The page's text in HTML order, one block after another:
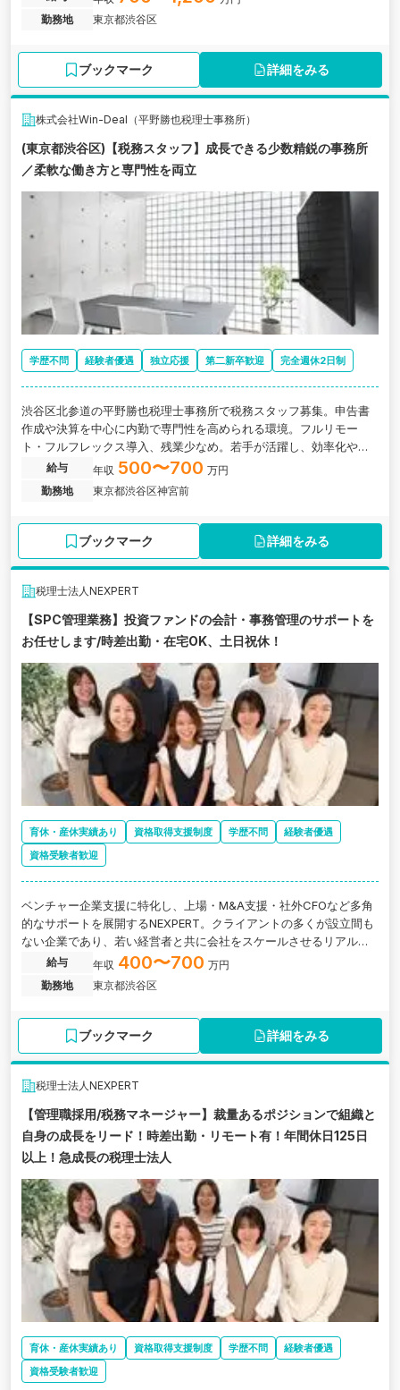
勤務地
東京都渋谷区
ブックマーク 詳細をみる
株式会社Win-Deal（平野勝也税理士事務所）
(東京都渋谷区)【税務スタッフ】成長できる少数精鋭の事務所
／柔軟な働き方と専門性を両立
学歴不問 経験者優遇 独立応援 第二新卒歓迎 完全週休2日制
渋谷区北参道の平野勝也税理士事務所で税務スタッフ募集。申告書
作成や決算を中心に内勤で専門性を高められる環境。フルリモー
ト・フルフレックス導入、残業少なめ。若手が活躍し、効率化やペ
ーパーレス化も進む成長事務所です。
給与 年収 500〜700 万円
勤務地
東京都渋谷区神宮前
ブックマーク 詳細をみる
税理士法人NEXPERT
【SPC管理業務】投資ファンドの会計・事務管理のサポートを
お任せします/時差出勤・在宅OK、土日祝休！
育休・産休実績あり 資格取得支援制度 学歴不問
経験者優遇
資格受験者歓迎
ベンチャー企業支援に特化し、上場・M&A支援・社外CFOなど多角
的なサポートを展開するNEXPERT。クライアントの多くが設立間も
ない企業であり、若い経営者と共に会社をスケールさせるリアルな
プロセスに携われます。
給与 年収 400〜700 万円
勤務地
東京都渋谷区
ブックマーク 詳細をみる
税理士法人NEXPERT
【管理職採用/税務マネージャー】裁量あるポジションで組織と
自身の成長をリード！時差出勤・リモート有！年間休日125日
以上！急成長の税理士法人
育休・産休実績あり 資格取得支援制度 学歴不問
経験者優遇
資格受験者歓迎